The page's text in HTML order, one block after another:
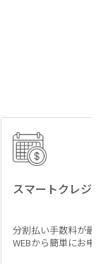
スマートクレジ
分割払い手数料が最
WEBから簡単にお申